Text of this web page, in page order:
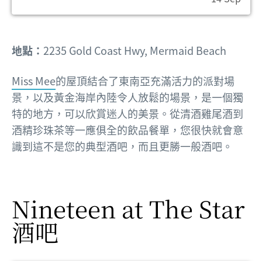
地點： 2235 Gold Coast Hwy, Mermaid Beach
Miss Mee的屋頂結合了東南亞充滿活力的派對場
景，以及黃金海岸內陸令人放鬆的場景，是一個獨
特的地方，可以欣賞迷人的美景。從清酒雞尾酒到
酒精珍珠茶等一應俱全的飲品餐單，您很快就會意
識到這不是您的典型酒吧，而且更勝一般酒吧。
Nineteen at The Star
酒吧